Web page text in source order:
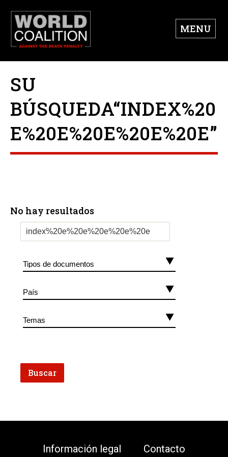
MENU
SU
BÚSQUEDA“INDEX%20
E%20E%20E%20E%20E”
No hay resultados
Información legal Contacto